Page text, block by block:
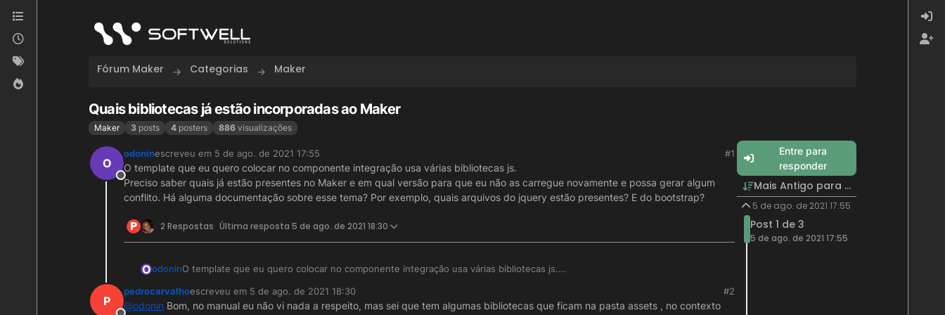
Skip to content
Fórum Maker Categorias Maker
Quais bibliotecas já estão incorporadas ao Maker
Maker 3 posts 4 posters 886 visualizações
O
Offline
odoninescreveu em 5 de ago. de 2021 17:55
última edição por
#1
O template que eu quero colocar no componente integração usa várias bibliotecas js.
Preciso saber quais já estão presentes no Maker e em qual versão para que eu não as carregue novamente e possa gerar algum
conflito. Há alguma documentação sobre esse tema? Por exemplo, quais arquivos do jquery estão presentes? E do bootstrap?
P 2 Respostas Última resposta 5 de ago. de 2021 18:30
OodoninO template que eu quero colocar no componente integração usa várias bibliotecas js.
algum conflito. Há alguma documentação sobre esse tema? Por exemplo, quais arquivos do jquery estão presentes? E do
bootstrap?
P
pedrocarvalhoescreveu em 5 de ago. de 2021 18:30
última edição por
#2
@odonin Bom, no manual eu não vi nada a respeito, mas sei que tem algumas bibliotecas que ficam na pasta assets , no contexto
Entre para
responder
Mais Antigo para Mais Recente
5 de ago. de 2021 17:55
Post 1 de 3
5 de ago. de 2021 17:55